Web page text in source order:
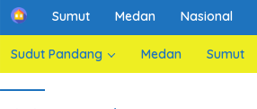
H
m
e
Sumut Medan Nasional
Sudut Pandang Medan Sumut